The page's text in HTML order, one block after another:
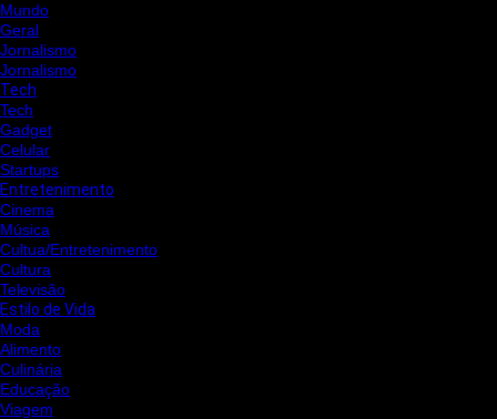
Mundo
Geral
Jornalismo
Jornalismo
Tech
Tech
Gadget
Celular
Startups
Entretenimento
Cinema
Música
Cultua/Entretenimento
Cultura
Televisão
Estilo de Vida
Moda
Alimento
Culinária
Educação
Viagem